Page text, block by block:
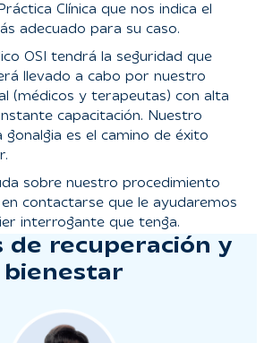
Clínica que nos indica el
adecuado para su caso.
OSI tendrá la seguridad que
llevado a cabo por nuestro
(médicos y terapeutas) con alta
capacitación. Nuestro
es el camino de éxito
sobre nuestro procedimiento
contactarse que le ayudaremos
interrogante que tenga.
de recuperación y
bienestar